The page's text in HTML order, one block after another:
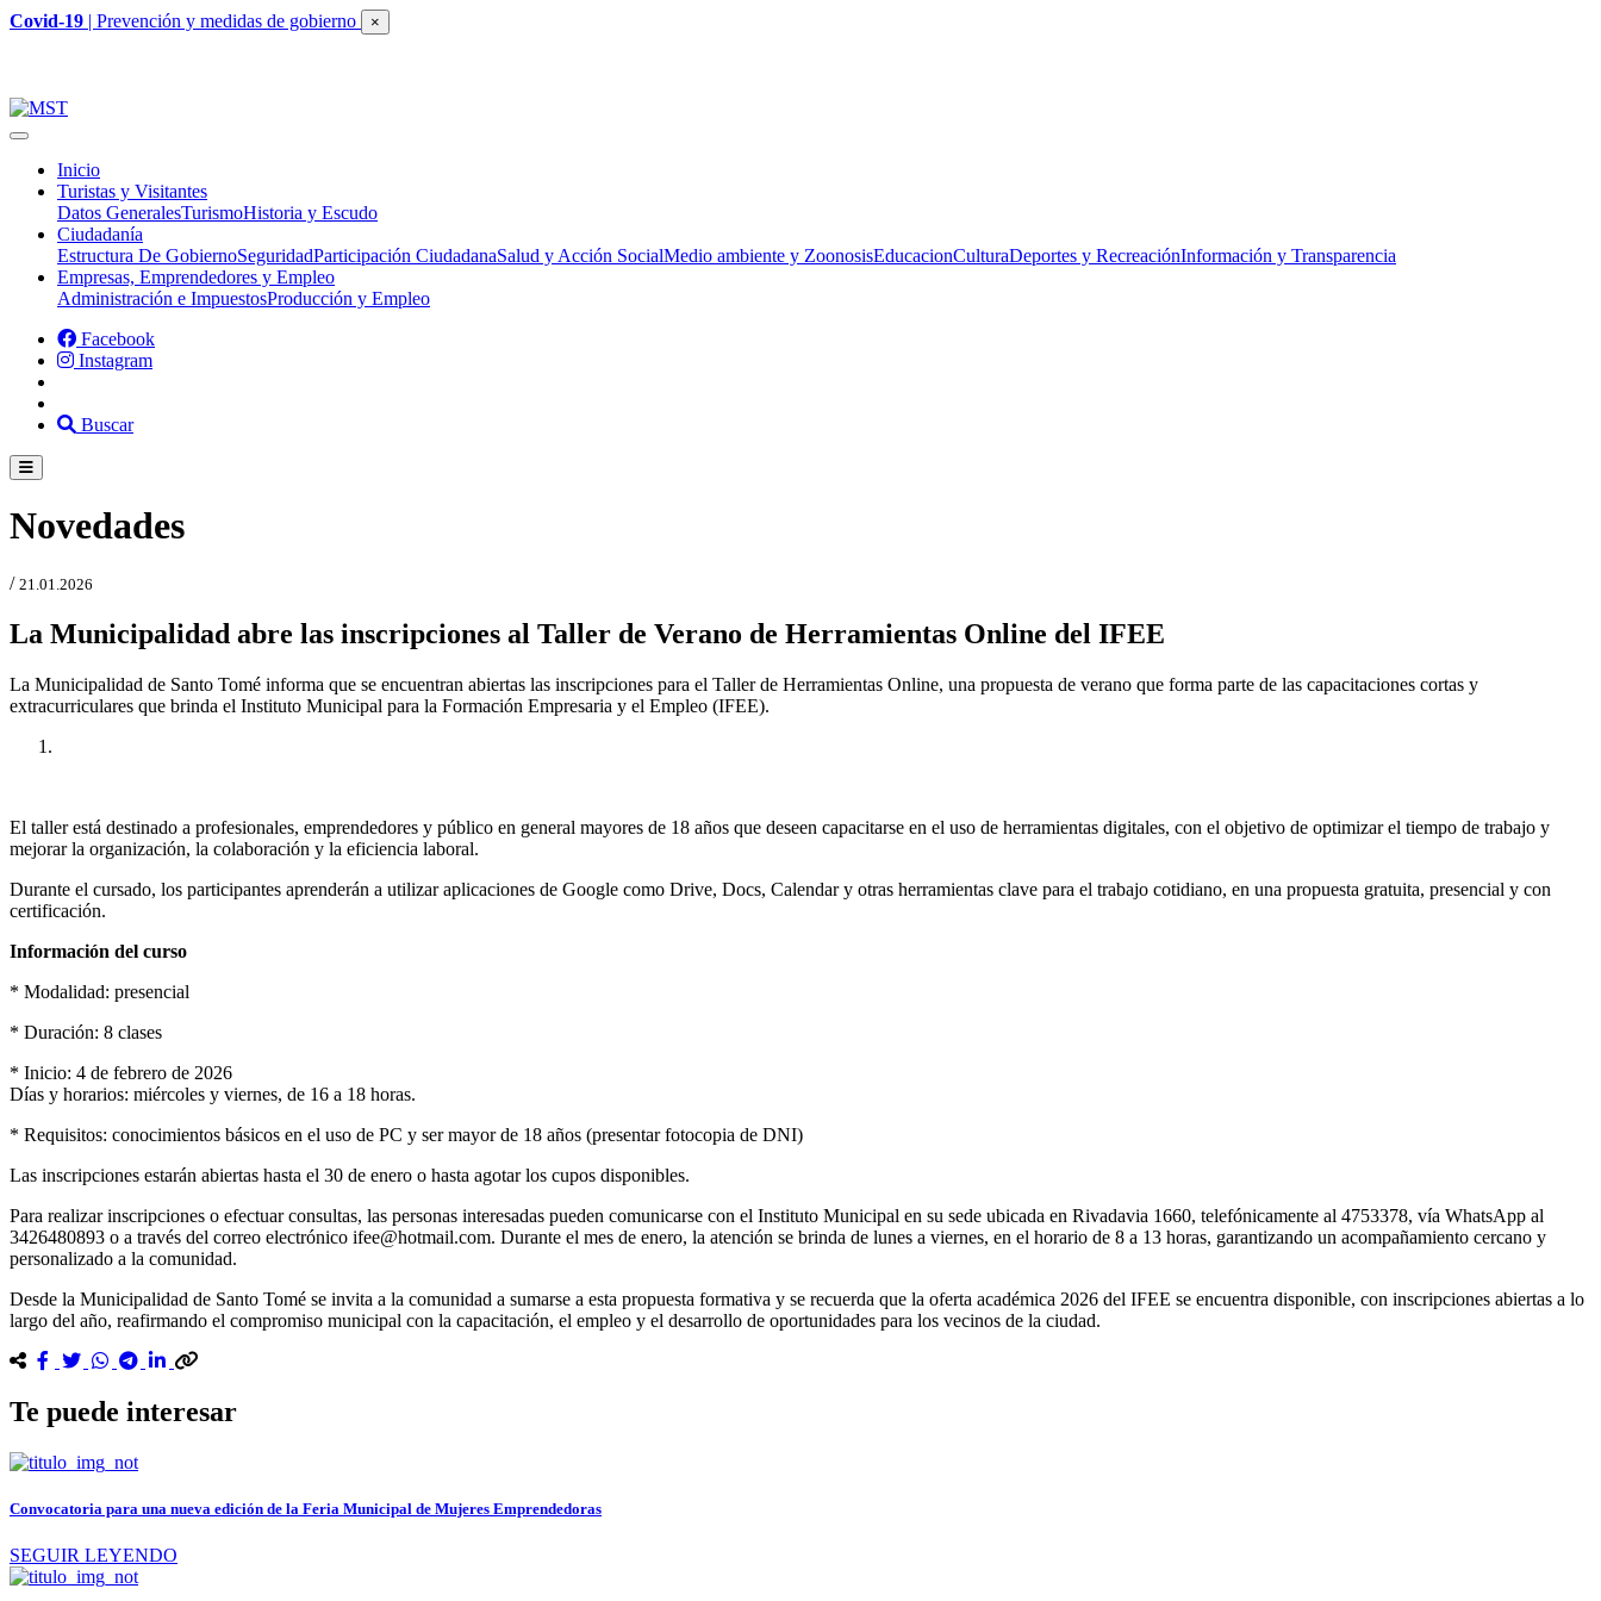
Covid-19 | Prevención y medidas de gobierno ×
Inicio
Turistas y Visitantes
Datos GeneralesTurismoHistoria y Escudo
Ciudadanía
Estructura De GobiernoSeguridadParticipación CiudadanaSalud y Acción SocialMedio ambiente y ZoonosisEducacionCulturaDeportes y RecreaciónInformación y Transparencia
Empresas, Emprendedores y Empleo
Administración e ImpuestosProducción y Empleo
Facebook
Instagram
Buscar
Novedades
/ 21.01.2026
La Municipalidad abre las inscripciones al Taller de Verano de Herramientas Online del IFEE
La Municipalidad de Santo Tomé informa que se encuentran abiertas las inscripciones para el Taller de Herramientas Online, una propuesta de verano que forma parte de las capacitaciones cortas y
extracurriculares que brinda el Instituto Municipal para la Formación Empresaria y el Empleo (IFEE).
El taller está destinado a profesionales, emprendedores y público en general mayores de 18 años que deseen capacitarse en el uso de herramientas digitales, con el objetivo de optimizar el tiempo de trabajo y
mejorar la organización, la colaboración y la eficiencia laboral.
Durante el cursado, los participantes aprenderán a utilizar aplicaciones de Google como Drive, Docs, Calendar y otras herramientas clave para el trabajo cotidiano, en una propuesta gratuita, presencial y con
certificación.
Información del curso
* Modalidad: presencial
* Duración: 8 clases
* Inicio: 4 de febrero de 2026
Días y horarios: miércoles y viernes, de 16 a 18 horas.
* Requisitos: conocimientos básicos en el uso de PC y ser mayor de 18 años (presentar fotocopia de DNI)
Las inscripciones estarán abiertas hasta el 30 de enero o hasta agotar los cupos disponibles.
Para realizar inscripciones o efectuar consultas, las personas interesadas pueden comunicarse con el Instituto Municipal en su sede ubicada en Rivadavia 1660, telefónicamente al 4753378, vía WhatsApp al
3426480893 o a través del correo electrónico ifee@hotmail.com. Durante el mes de enero, la atención se brinda de lunes a viernes, en el horario de 8 a 13 horas, garantizando un acompañamiento cercano y
personalizado a la comunidad.
Desde la Municipalidad de Santo Tomé se invita a la comunidad a sumarse a esta propuesta formativa y se recuerda que la oferta académica 2026 del IFEE se encuentra disponible, con inscripciones abiertas a lo
largo del año, reafirmando el compromiso municipal con la capacitación, el empleo y el desarrollo de oportunidades para los vecinos de la ciudad.
Te puede interesar
Convocatoria para una nueva edición de la Feria Municipal de Mujeres Emprendedoras
SEGUIR LEYENDO